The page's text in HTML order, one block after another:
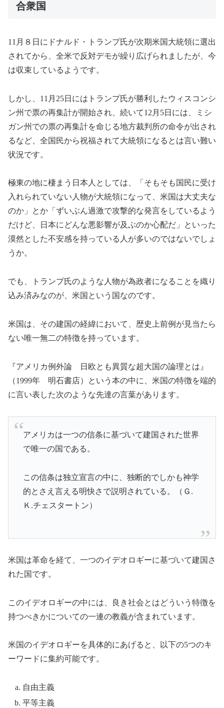
合衆国
11月８日にドナルド・トランプ氏が次期米国大統領に選出
されてから、全米で反対デモが繰り広げられましたが、今
は収束しているようです。
しかし、11月25日にはトランプ氏が勝利したウィスコンシ
ン州で票の再集計が開始され、続いて12月5日には、ミシ
ガン州での票の再集計を命じる地方裁判所の命令が出され
るなど、全国民から祝福されて大統領になるとは言い難い
状況です。
極東の地に棲まう日本人としては、「そもそも国民に受け
入れられていない人物が大統領になって、米国は大丈夫な
のか」とか「ずいぶん過激で攻撃的な発言をしているよう
だけど、日本にどんな悪影響が及ぶのか心配だ」といった
漠然とした不安感を持っている人が多いのではないでしょ
うか。
でも、トランプ氏のような人物が為政者になることを織り
込み済みなのが、米国という国なのです。
米国は、その建国の経緯において、歴史上前例が見当たら
ない唯一無二の特徴を持っています。
『アメリカ例外論 日欧とも異質な超大国の論理とは』
（1999年 明石書店）という本の中に、米国の特徴を端的
に言い表した次のような先達の言葉があります。
アメリカは一つの信条に基づいて建国された世界
で唯一の国である。
この信条は独立宣言の中に、独断的でしかも神学
的とさえ言える明快さで説明されている。（Ｇ.
Ｋ.チェスタートン）
米国は革命を経て、一つのイデオロギーに基づいて建国さ
れた国です。
このイデオロギーの中には、良き社会とはどういう特徴を
持つべきかについての一連の教義が含まれています。
米国のイデオロギーを具体的にあげると、以下の5つのキ
ーワードに集約可能です。
自由主義
平等主義